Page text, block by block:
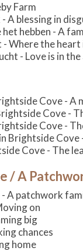
Farm
A blessing in
het hebben - A
Where the heart
- Love is in
Cove - A
Cove -
Cove -
Brightside Cove
Cove - The
/ A
A patchwork
on
big
chances
home